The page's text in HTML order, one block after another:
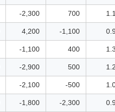
-2,300 700
4,200 -1,100
-1,100 400
-2,900 500
-2,100 -500
-1,800 -2,300